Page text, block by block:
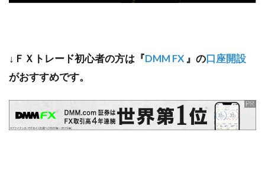
↓ ＦＸトレード初心者の方は『DMM FX 』の口座開設
がおすすめです。